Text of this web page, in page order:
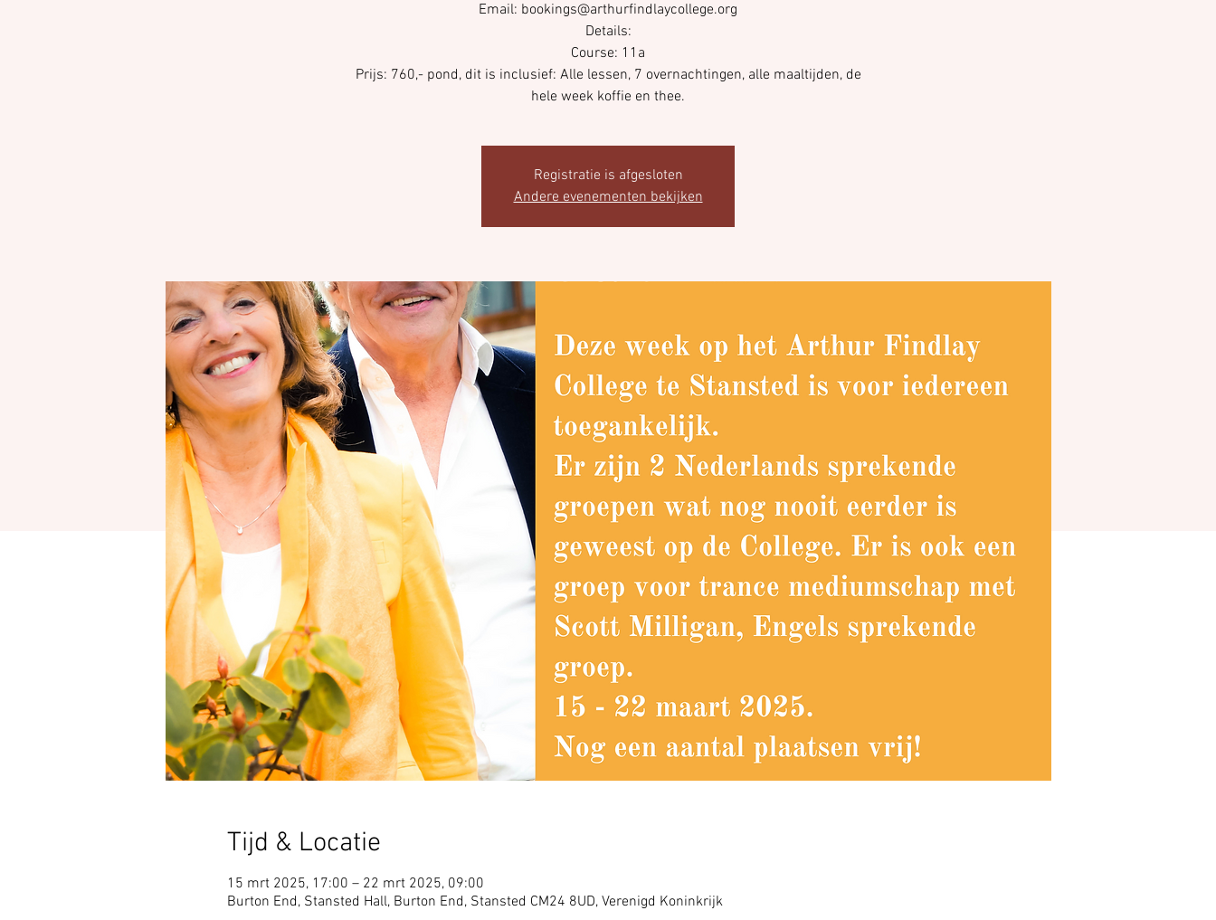
Email: bookings@arthurfindlaycollege.org
Details:
Course: 11a
Prijs: 760,- pond, dit is inclusief: Alle lessen, 7 overnachtingen, alle maaltijden, de
hele week koffie en thee.
Registratie is afgesloten
Andere evenementen bekijken
Tijd & Locatie
15 mrt 2025, 17:00 – 22 mrt 2025, 09:00
Burton End, Stansted Hall, Burton End, Stansted CM24 8UD, Verenigd Koninkrijk